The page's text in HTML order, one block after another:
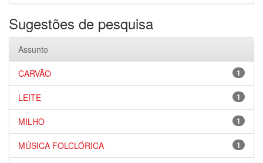
Sugestões de pesquisa
Assunto
1
CARVÃO
1
LEITE
1
MILHO
1
MÚSICA FOLCLÓRICA